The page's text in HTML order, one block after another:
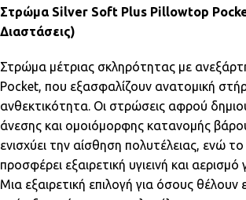
Στρώμα Silver Soft Plus Pillowtop
Διαστάσεις)
Στρώμα μέτριας σκληρότητας με
Pocket, που εξασφαλίζουν ανατομική
ανθεκτικότητα. Οι στρώσεις αφρού
άνεσης και ομοιόμορφης κατανομής
ενισχύει την αίσθηση πολυτέλειας, ενώ
προσφέρει εξαιρετική υγιεινή και
Μια εξαιρετική επιλογή για όσους θέλουν